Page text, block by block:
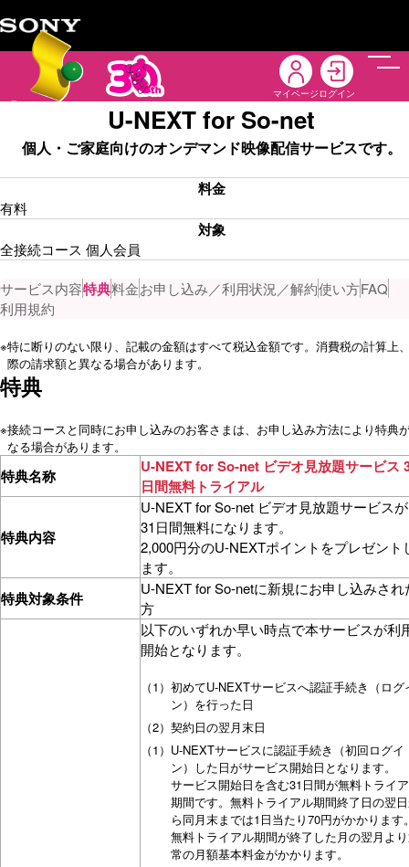
マイページ ログイン
メニ
U-NEXT for So-net
個人・ご家庭向けのオンデマンド映像配信サービスです。
料金
有料
対象
全接続コース 個人会員
サービス内容特典料金お申し込み／利用状況／解約使い方FAQ
利用規約
※特に断りのない限り、記載の金額はすべて税込金額です。消費税の計算上
際の請求額と異なる場合があります。
特典
※接続コースと同時にお申し込みのお客さまは、お申し込み方法により特典
なる場合があります。
特典名称
U-NEXT for So-net ビデオ見放題サービス
日間無料トライアル
特典内容
U-NEXT for So-net ビデオ見放題サービスが
31日間無料になります。
2,000円分のU-NEXTポイントをプレゼント
ます。
特典対象条件
U-NEXT for So-netに新規にお申し込みされ
方
以下のいずれか早い時点で本サービスが利
開始となります。
（1） 初めてU-NEXTサービスへ認証手続き（ログ
ン）を行った日
（2） 契約日の翌月末日
（1） U-NEXTサービスに認証手続き（初回ログイ
ン）した日がサービス開始日となります。
サービス開始日を含む31日間が無料トライ
期間です。無料トライアル期間終了日の翌
ら同月末までは1日当たり70円がかかります
無料トライアル期間が終了した月の翌月よ
常の月額基本料金がかかります。